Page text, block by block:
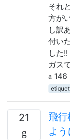
それ
方が
し訳
付い
した
ガス
146
21
飛
よ